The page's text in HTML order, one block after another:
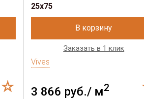
25x75
В корзину
Заказать в 1 клик
Vives
3 866 руб./ м2